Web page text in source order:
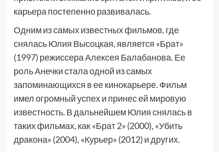
карьера постепенно развивалась.
Одним из самых известных фильмов, где
снялась Юлия Высоцкая, является «Брат»
(1997) режиссера Алексея Балабанова. Ее
роль Анечки стала одной из самых
запоминающихся в ее кинокарьере. Фильм
имел огромный успех и принес ей мировую
известность. В дальнейшем Юлия снялась в
таких фильмах, как «Брат 2» (2000), «Убить
дракона» (2004), «Курьер» (2012) и других.